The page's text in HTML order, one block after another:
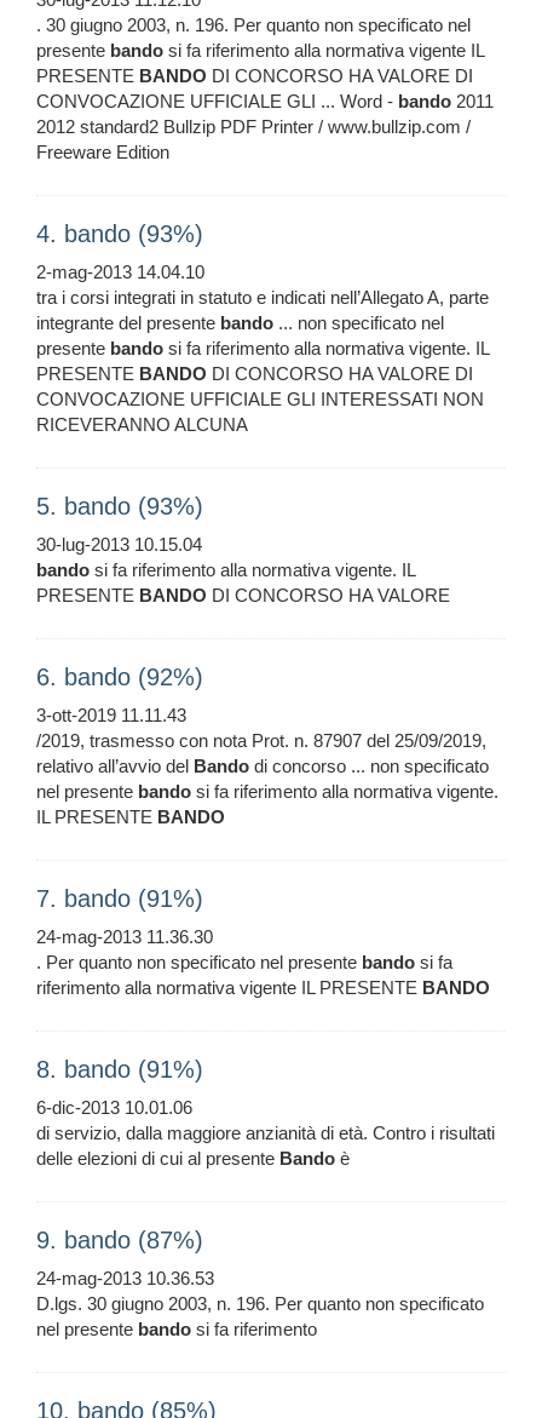
. 30 giugno 2003, n. 196. Per quanto non specificato nel
presente bando si fa riferimento alla normativa vigente IL
PRESENTE BANDO DI CONCORSO HA VALORE DI
CONVOCAZIONE UFFICIALE GLI ... Word - bando 2011
2012 standard2 Bullzip PDF Printer / www.bullzip.com /
Freeware Edition
4. bando (93%)
2-mag-2013 14.04.10
tra i corsi integrati in statuto e indicati nell’Allegato A, parte
integrante del presente bando ... non specificato nel
presente bando si fa riferimento alla normativa vigente. IL
PRESENTE BANDO DI CONCORSO HA VALORE DI
CONVOCAZIONE UFFICIALE GLI INTERESSATI NON
RICEVERANNO ALCUNA
5. bando (93%)
30-lug-2013 10.15.04
bando si fa riferimento alla normativa vigente. IL
PRESENTE BANDO DI CONCORSO HA VALORE
6. bando (92%)
3-ott-2019 11.11.43
/2019, trasmesso con nota Prot. n. 87907 del 25/09/2019,
relativo all’avvio del Bando di concorso ... non specificato
nel presente bando si fa riferimento alla normativa vigente.
IL PRESENTE BANDO
7. bando (91%)
24-mag-2013 11.36.30
. Per quanto non specificato nel presente bando si fa
riferimento alla normativa vigente IL PRESENTE BANDO
8. bando (91%)
6-dic-2013 10.01.06
di servizio, dalla maggiore anzianità di età. Contro i risultati
delle elezioni di cui al presente Bando è
9. bando (87%)
24-mag-2013 10.36.53
D.lgs. 30 giugno 2003, n. 196. Per quanto non specificato
nel presente bando si fa riferimento
10. bando (85%)